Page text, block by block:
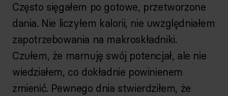
Często sięgałem po gotowe, przetworzone
dania. Nie liczyłem kalorii, nie uwzględniałem
zapotrzebowania na makroskładniki.
Czułem, że marnuję swój potencjał, ale nie
wiedziałem, co dokładnie powinienem
zmienić. Pewnego dnia stwierdziłem, że